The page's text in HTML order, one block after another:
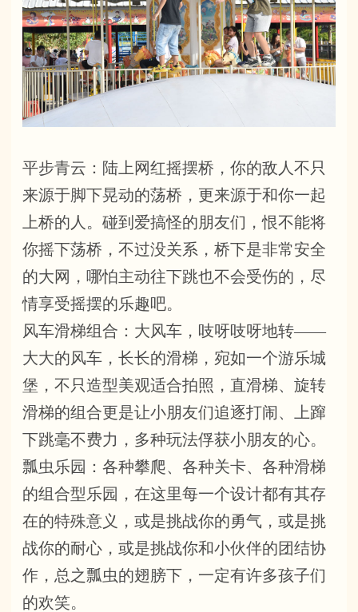
平步青云：陆上网红摇摆桥，你的敌人不只
来源于脚下晃动的荡桥，更来源于和你一起
上桥的人。碰到爱搞怪的朋友们，恨不能将
你摇下荡桥，不过没关系，桥下是非常安全
的大网，哪怕主动往下跳也不会受伤的，尽
情享受摇摆的乐趣吧。
风车滑梯组合：大风车，吱呀吱呀地转——
大大的风车，长长的滑梯，宛如一个游乐城
堡，不只造型美观适合拍照，直滑梯、旋转
滑梯的组合更是让小朋友们追逐打闹、上蹿
下跳毫不费力，多种玩法俘获小朋友的心。
瓢虫乐园：各种攀爬、各种关卡、各种滑梯
的组合型乐园，在这里每一个设计都有其存
在的特殊意义，或是挑战你的勇气，或是挑
战你的耐心，或是挑战你和小伙伴的团结协
作，总之瓢虫的翅膀下，一定有许多孩子们
的欢笑。